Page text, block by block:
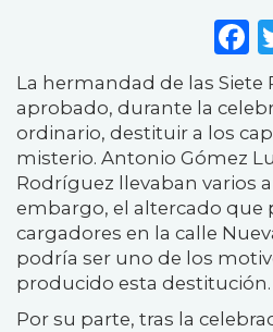
La hermandad de las Siete
aprobado, durante la
ordinario, destituir a los
misterio. Antonio Gómez
Rodríguez llevaban varios
embargo, el altercado que
cargadores en la calle
podría ser uno de los
producido esta destitución.
Por su parte, tras la